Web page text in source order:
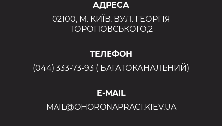
АДРЕСА
02100, М. КИЇВ, ВУЛ. ГЕОРГІЯ
ТОРОПОВСЬКОГО,2
ТЕЛЕФОН
(044) 333-73-93 ( БАГАТОКАНАЛЬНИЙ)
E-MAIL
MAIL@OHORONAPRACI.KIEV.UA